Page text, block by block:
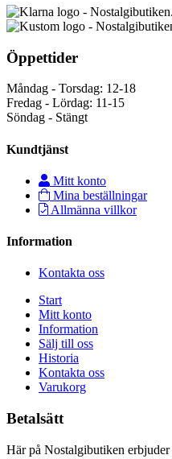
Öppettider
Måndag - Torsdag: 12-18
Fredag - Lördag: 11-15
Söndag - Stängt
Kundtjänst
Mitt konto
Mina beställningar
Allmänna villkor
Information
Kontakta oss
Start
Mitt konto
Information
Sälj till oss
Historia
Kontakta oss
Varukorg
Betalsätt
Här på Nostalgibutiken